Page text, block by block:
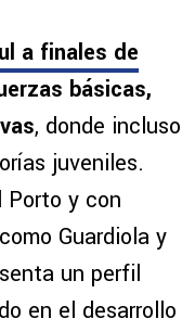
a finales de
básicas,
, donde incluso
juveniles.
Porto y con
Guardiola y
un perfil
en el desarrollo